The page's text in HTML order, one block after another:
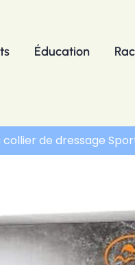
Éducation
collier de dressage